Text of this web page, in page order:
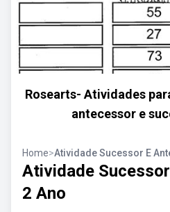
Rosearts- Atividades
antecessor e
Home>Atividade Sucessor E
Atividade
2 Ano